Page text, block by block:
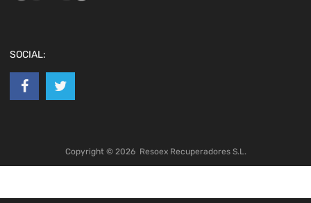
SOCIAL:
Copyright © 2026 Resoex Recuperadores S.L.